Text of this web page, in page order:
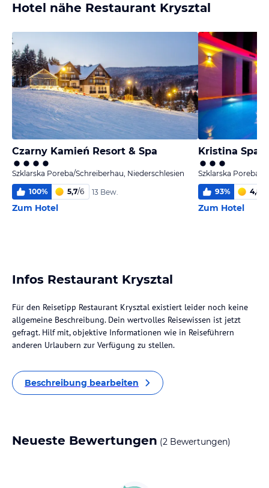
Hotel nähe Restaurant Krysztal
Czarny Kamień Resort & Spa
Szklarska Poreba/Schreiberhau, Niederschlesien
100% 5,7/6 13 Bew.
Zum Hotel
Kristina Spa
Szklarska Poreba/
93% 4,8
Zum Hotel
Infos Restaurant Krysztal
Für den Reisetipp Restaurant Krysztal existiert leider noch keine
allgemeine Beschreibung. Dein wertvolles Reisewissen ist jetzt
gefragt. Hilf mit, objektive Informationen wie in Reiseführern
anderen Urlaubern zur Verfügung zu stellen.
Beschreibung bearbeiten
Neueste Bewertungen (2 Bewertungen)